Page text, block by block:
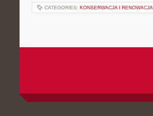
CATEGORIES: KONSERWACJA I RENOWACJA